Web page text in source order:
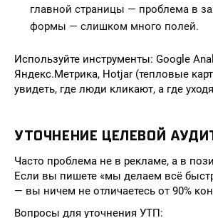
главной страницы — проблема в
формы — слишком много полей.
Используйте инструменты: Google
Яндекс.Метрика, Hotjar (тепловые
увидеть, где люди кликают, а где
УТОЧНЕНИЕ ЦЕЛЕВОЙ
Часто проблема не в рекламе, а в
Если вы пишете «мы делаем всё
— вы ничем не отличаетесь от 90%
Вопросы для уточнения УТП: